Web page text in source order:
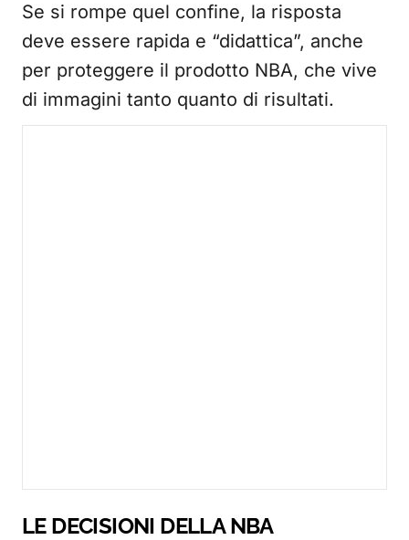
Se si rompe quel confine, la risposta
deve essere rapida e “didattica”, anche
per proteggere il prodotto NBA, che vive
di immagini tanto quanto di risultati.
LE DECISIONI DELLA NBA